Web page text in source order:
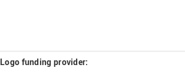
Logo funding provider: